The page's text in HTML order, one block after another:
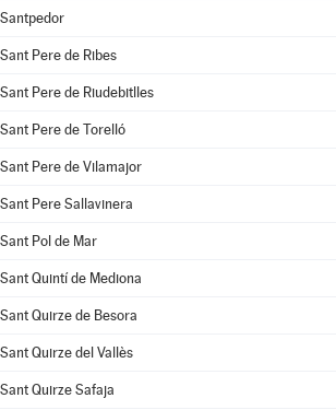
Santpedor
Sant Pere de Ribes
Sant Pere de Riudebitlles
Sant Pere de Torelló
Sant Pere de Vilamajor
Sant Pere Sallavinera
Sant Pol de Mar
Sant Quintí de Mediona
Sant Quirze de Besora
Sant Quirze del Vallès
Sant Quirze Safaja